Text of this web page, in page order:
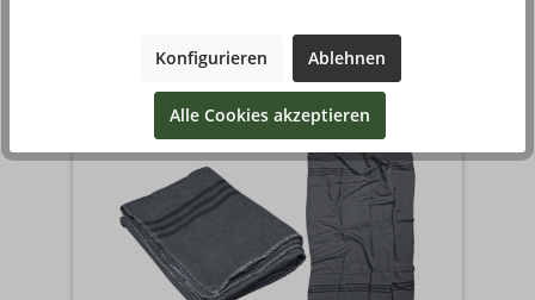
Konfigurieren Ablehnen
Alle Cookies akzeptieren